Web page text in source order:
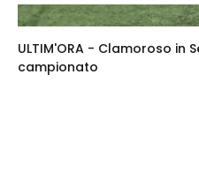
ULTIM'ORA - Clamoroso in
campionato